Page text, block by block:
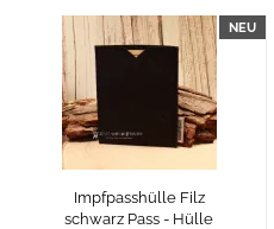
NEU
Impfpasshülle Filz
schwarz Pass - Hülle